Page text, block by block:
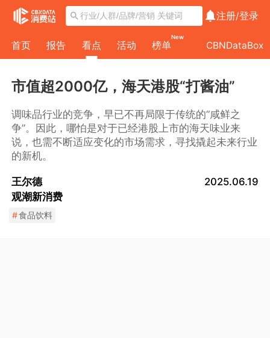
注册/登录
首页 报告 看点 活动 榜单
New
CBNDataBox
市值超2000亿，海天港股“打酱油”
调味品行业的竞争，早已不再局限于传统的“咸鲜之
争”。因此，哪怕是对于已经港股上市的海天味业来
说，也需不断适应变化的市场需求，寻找撬起未来行业
的新机。
王尔德
观潮新消费
2025.06.19
#食品饮料